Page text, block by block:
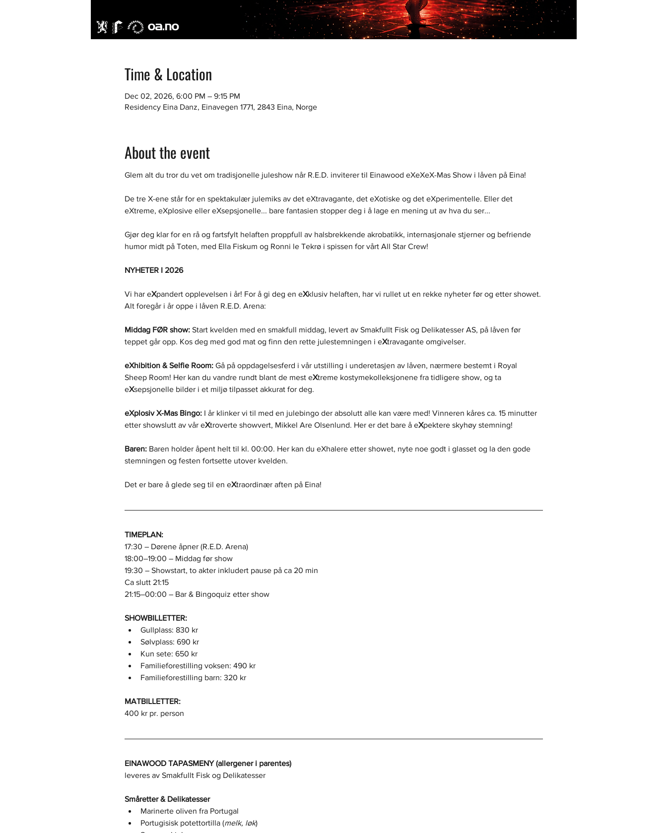
Time & Location
Dec 02, 2026, 6:00 PM – 9:15 PM
Residency Eina Danz, Einavegen 1771, 2843 Eina, Norge
About the event
Glem alt du tror du vet om tradisjonelle juleshow når R.E.D. inviterer til Einawood eXeXeX-Mas Show i låven på Eina!
De tre X-ene står for en spektakulær julemiks av det eXtravagante, det eXotiske og det eXperimentelle. Eller det
eXtreme, eXplosive eller eXsepsjonelle... bare fantasien stopper deg i å lage en mening ut av hva du ser...
Gjør deg klar for en rå og fartsfylt helaften proppfull av halsbrekkende akrobatikk, internasjonale stjerner og befriende
humor midt på Toten, med Ella Fiskum og Ronni le Tekrø i spissen for vårt All Star Crew!
NYHETER I 2026
Vi har eXpandert opplevelsen i år! For å gi deg en eXklusiv helaften, har vi rullet ut en rekke nyheter før og etter showet.
Alt foregår i år oppe i låven R.E.D. Arena:
Middag FØR show: Start kvelden med en smakfull middag, levert av Smakfullt Fisk og Delikatesser AS, på låven før
teppet går opp. Kos deg med god mat og finn den rette julestemningen i eXtravagante omgivelser.
eXhibition & Selfie Room: Gå på oppdagelsesferd i vår utstilling i underetasjen av låven, nærmere bestemt i Royal
Sheep Room! Her kan du vandre rundt blant de mest eXtreme kostymekolleksjonene fra tidligere show, og ta
eXsepsjonelle bilder i et miljø tilpasset akkurat for deg.
eXplosiv X-Mas Bingo: I år klinker vi til med en julebingo der absolutt alle kan være med! Vinneren kåres ca. 15 minutter
etter showslutt av vår eXtroverte showvert, Mikkel Are Olsenlund. Her er det bare å eXpektere skyhøy stemning!
Baren: Baren holder åpent helt til kl. 00:00. Her kan du eXhalere etter showet, nyte noe godt i glasset og la den gode
stemningen og festen fortsette utover kvelden.
Det er bare å glede seg til en eXtraordinær aften på Eina!
TIMEPLAN:
17:30 – Dørene åpner (R.E.D. Arena)
18:00–19:00 – Middag før show
19:30 – Showstart, to akter inkludert pause på ca 20 min
Ca slutt 21:15
21:15–00:00 – Bar & Bingoquiz etter show
SHOWBILLETTER:
Gullplass: 830 kr
Sølvplass: 690 kr
Kun sete: 650 kr
Familieforestilling voksen: 490 kr
Familieforestilling barn: 320 kr
MATBILLETTER:
400 kr pr. person
EINAWOOD TAPASMENY (allergener i parentes)
leveres av Smakfullt Fisk og Delikatesser
Småretter & Delikatesser
Marinerte oliven fra Portugal
Portugisisk potettortilla (melk, løk)